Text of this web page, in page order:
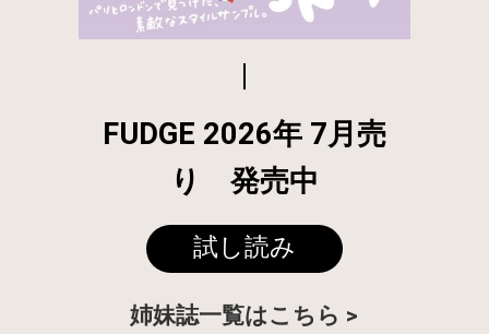
FUDGE 2026年 7月売
り 発売中
試し読み
姉妹誌一覧はこちら